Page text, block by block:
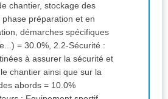
chantier, stockage des
phase préparation et en
démarches spécifiques
2.2-Sécurité :
à assurer la sécurité et
chantier ainsi que sur la
abords = 10.0%